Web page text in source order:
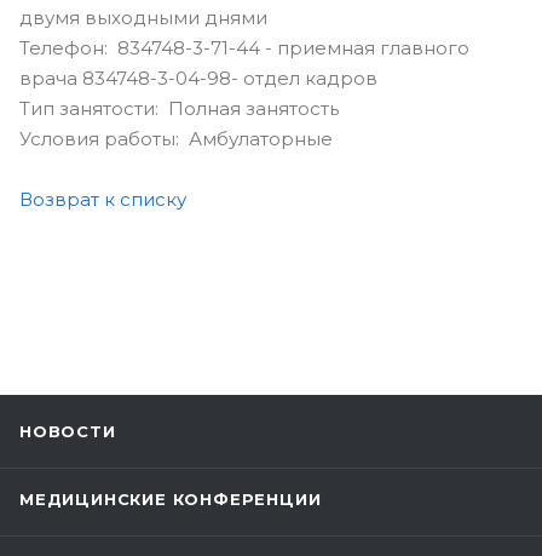
двумя выходными днями
Телефон: 834748-3-71-44 - приемная главного
врача 834748-3-04-98- отдел кадров
Тип занятости: Полная занятость
Условия работы: Амбулаторные
Возврат к списку
НОВОСТИ
МЕДИЦИНСКИЕ КОНФЕРЕНЦИИ